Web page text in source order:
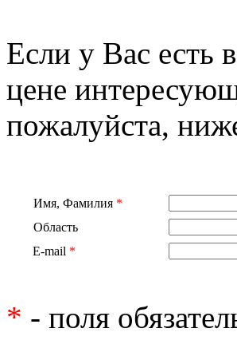
Если у Вас есть
цене
пожалуйста,
Имя, Фамилия *
Область
E-mail *
* - поля